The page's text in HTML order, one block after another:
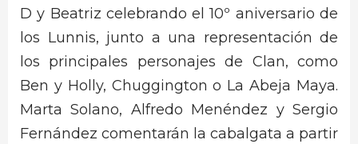
D y Beatriz celebrando el 10º aniversario de
los Lunnis, junto a una representación de
los principales personajes de Clan, como
Ben y Holly, Chuggington o La Abeja Maya.
Marta Solano, Alfredo Menéndez y Sergio
Fernández comentarán la cabalgata a partir